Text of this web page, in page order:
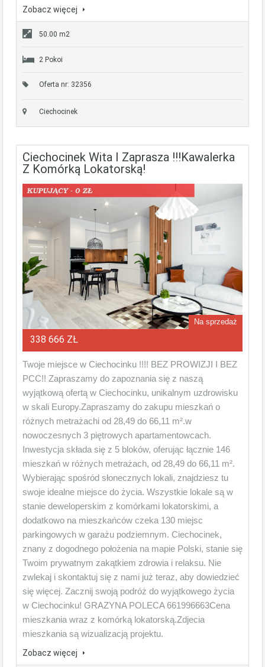
Zobacz więcej
50.00 m2
2 Pokoi
Oferta nr: 32356
Ciechocinek
Ciechocinek Wita I Zaprasza !!!Kawalerka
Z Komórką Lokatorską!
Na sprzedaż
338 666 ZŁ
Twoje miejsce w Ciechocinku !!!! BEZ PROWIZJI I BEZ
PCC!! Zapraszamy do zapoznania się z naszą
wyjątkową ofertą w Ciechocinku, unikalnym uzdrowisku
w skali Europy.Zapraszamy do zakupu mieszkań o
różnych metrażachi od 28,49 do 66,11 m².w
nowoczesnych 3 piętrowych apartamentowcach.
Inwestycja składa się z 5 bloków, oferując łącznie 146
mieszkań w różnych metrażach, od 28,49 do 66,11 m².
Wybierając spośród słonecznych lokali, znajdziesz tu
swoje idealne miejsce do życia. Wszystkie lokale są w
stanie deweloperskim z komórkami lokatorskimi, a
dodatkowo na mieszkańców czeka 130 miejsc
parkingowych w garażu podziemnym. Ciechocinek,
znany z dogodnego położenia na mapie Polski, stanie się
Twoim prywatnym zakątkiem zdrowia i relaksu. Nie
zwlekaj i skontaktuj się z nami już teraz, aby dowiedzieć
się więcej. Zacznij swoją podróż do wyjątkowego życia
w Ciechocinku! GRAZYNA POLECA 661996663Cena
mieszkania wraz z komórką lokatorską.Zdjecia
mieszkania są wizualizacją projektu.
Zobacz więcej